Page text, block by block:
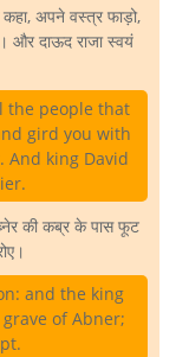
अपने वस्त्र फाड़ो,
दाऊद राजा स्वयं
the people that
gird you with
And king David
की कब्र के पास फूट
and the king
of Abner;